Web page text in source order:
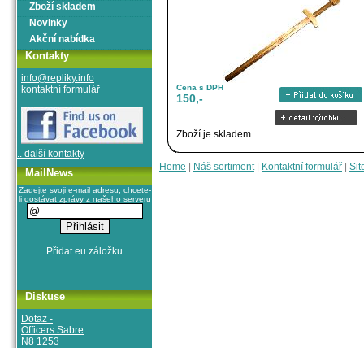
Cena s DPH
150,-
Zboží je skladem
Home Náš sortiment| Kontaktní formulář
Zboží skladem
Novinky
Akční nabídka
Kontakty
info@repliky.info
kontaktní formulář
.. další kontakty
MailNews
Zadejte svoji e-mail adresu, chcete-
li dostávat zprávy z našeho serveru
Diskuse
Dotaz -
Officers Sabre
N8 1253